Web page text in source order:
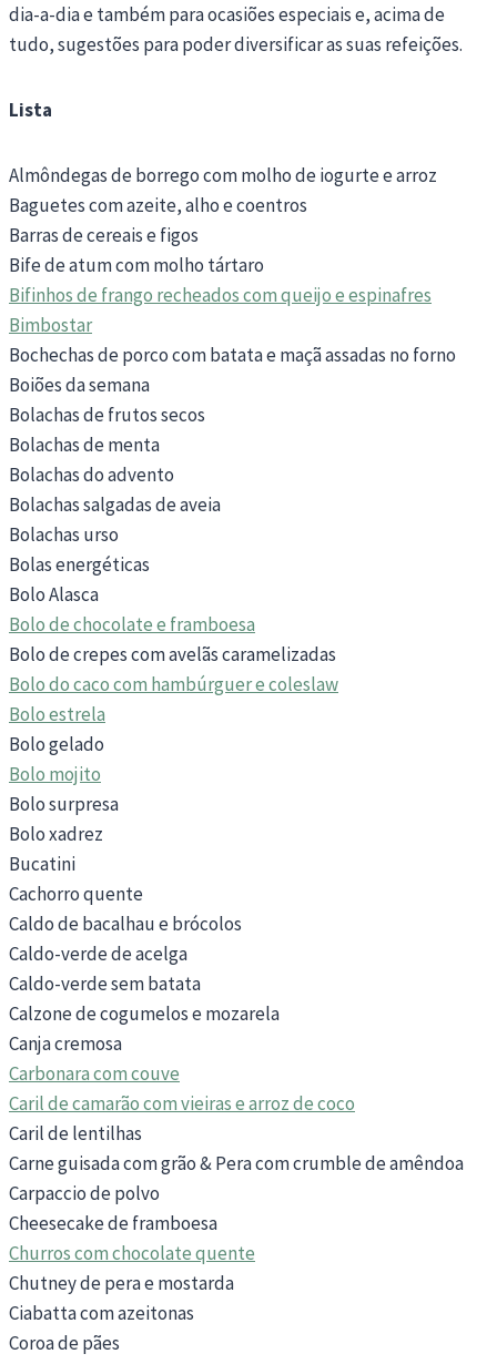
dia-a-dia e também para ocasiões especiais e, acima de
tudo, sugestões para poder diversificar as suas refeições.
Lista
Almôndegas de borrego com molho de iogurte e arroz
Baguetes com azeite, alho e coentros
Barras de cereais e figos
Bife de atum com molho tártaro
Bifinhos de frango recheados com queijo e espinafres
Bimbostar
Bochechas de porco com batata e maçã assadas no forno
Boiões da semana
Bolachas de frutos secos
Bolachas de menta
Bolachas do advento
Bolachas salgadas de aveia
Bolachas urso
Bolas energéticas
Bolo Alasca
Bolo de chocolate e framboesa
Bolo de crepes com avelãs caramelizadas
Bolo do caco com hambúrguer e coleslaw
Bolo estrela
Bolo gelado
Bolo mojito
Bolo surpresa
Bolo xadrez
Bucatini
Cachorro quente
Caldo de bacalhau e brócolos
Caldo-verde de acelga
Caldo-verde sem batata
Calzone de cogumelos e mozarela
Canja cremosa
Carbonara com couve
Caril de camarão com vieiras e arroz de coco
Caril de lentilhas
Carne guisada com grão & Pera com crumble de amêndoa
Carpaccio de polvo
Cheesecake de framboesa
Churros com chocolate quente
Chutney de pera e mostarda
Ciabatta com azeitonas
Coroa de pães